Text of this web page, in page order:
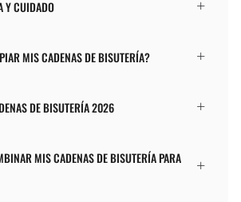
Y CUIDADO
MIS CADENAS DE BISUTERÍA?
DE BISUTERÍA 2026
MIS CADENAS DE BISUTERÍA PARA